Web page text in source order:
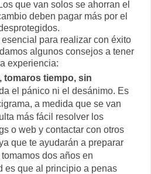
que van solos se ahorran el
deben pagar más por el
para realizar con éxito
algunos consejos a tener
experiencia:
tomaros tiempo, sin
el pánico ni el desánimo. Es
a medida que se van
más fácil resolver los
o web y contactar con otros
que te ayudarán a preparar
dos años en
es que al principio a penas